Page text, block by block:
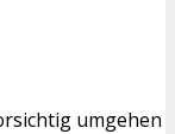
umgehen